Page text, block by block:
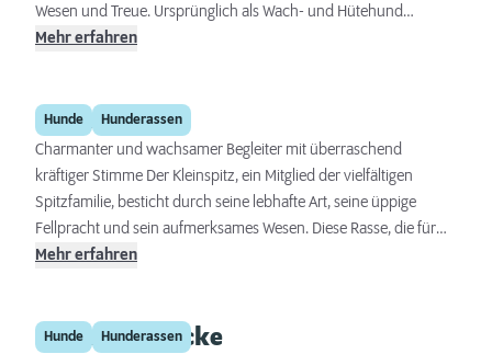
Wesen und Treue. Ursprünglich als Wach- und Hütehund
eingesetzt, hat diese Rasse sich zu einem beliebten Familien- und
Mehr erfahren
Hunde Hunderassen
Kleinspitz
Charmanter und wachsamer Begleiter mit überraschend
kräftiger Stimme Der Kleinspitz, ein Mitglied der vielfältigen
Spitzfamilie, besticht durch seine lebhafte Art, seine üppige
Fellpracht und sein aufmerksames Wesen. Diese Rasse, die für
ihre Loyalität und ihren Mut bekannt ist, gilt als exzellenter
zeigt, seine Stimme zu erheben, um seine Familie zu schützen.
Mehr erfahren
Hunde Hunderassen
Deutsche Bracke